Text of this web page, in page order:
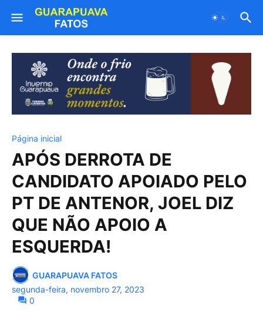
Página inicial
APÓS DERROTA DE
CANDIDATO APOIADO PELO
PT DE ANTENOR, JOEL DIZ
QUE NÃO APOIO A
ESQUERDA!
GUARAPUAVA FATOS
segunda-feira, novembro 27, 2023
0